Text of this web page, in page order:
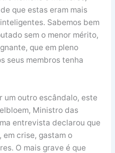
que estas eram mais
Sabemos bem
sem o menor mérito,
que em pleno
seus membros tenha
um outro escândalo, este
Ministro das
entrevista declarou que
em crise, gastam o
O mais grave é que